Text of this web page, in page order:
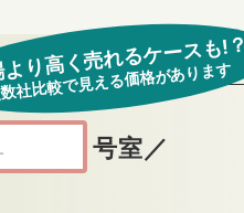
号室 ／
り高く売れるケースも!？
社比較で見える価格があります